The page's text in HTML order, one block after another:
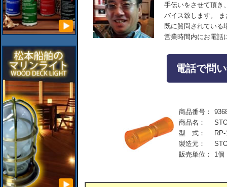
手伝いをさせて頂き
バイス致します。
既に質問されている
営業時間内にお電話
電話で問
商品番号：
商品名：
型 式：
RP-
製造元：
販売単位：
1個